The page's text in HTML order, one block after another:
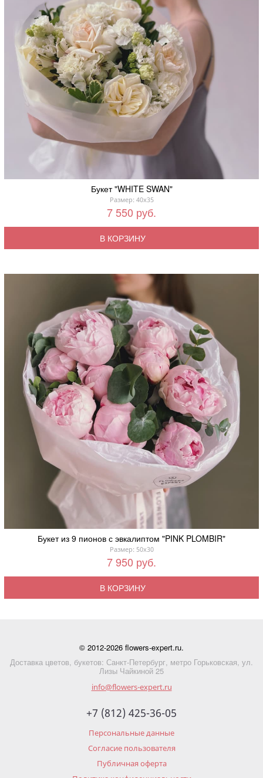
Букет "WHITE SWAN"
Размер: 40x35
7 550 руб.
В КОРЗИНУ
Букет из 9 пионов с эвкалиптом "PINK PLOMBIR"
Размер: 50x30
7 950 руб.
В КОРЗИНУ
© 2012-2026 flowers-expert.ru.
Доставка цветов, букетов: Санкт-Петербург, метро Горьковская, ул.
Лизы Чайкиной 25
info@flowers-expert.ru
+7 (812) 425-36-05
Персональные данные
Согласие пользователя
Публичная оферта